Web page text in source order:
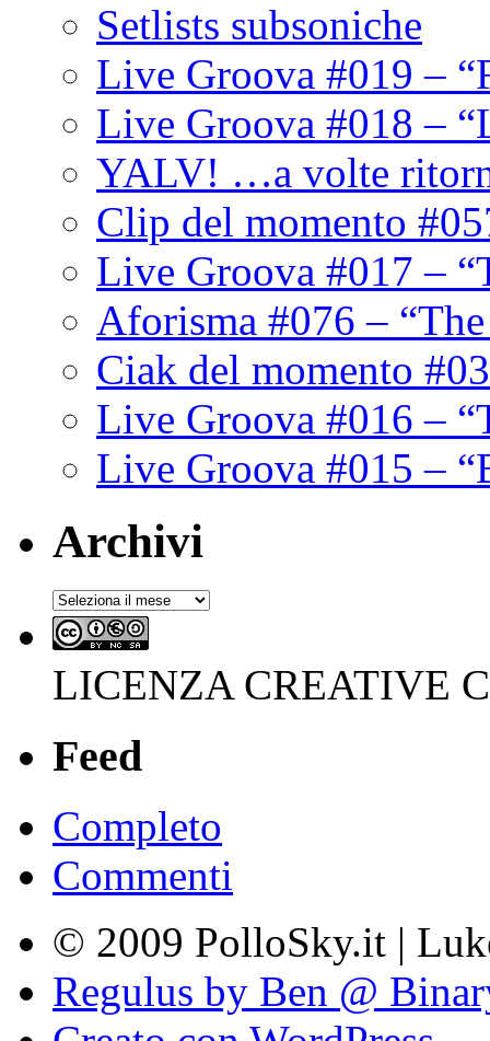
Setlists subsoniche
Live Groova #019 –
Live Groova #018 –
YALV! …a volte
Clip del momento
Live Groova #017 –
Aforisma #076 –
Ciak del momento
Live Groova #016 –
Live Groova #015 –
Archivi
Archivi
LICENZA CREATIVE
Feed
Completo
Commenti
© 2009 PolloSky.it |
Regulus by Ben @